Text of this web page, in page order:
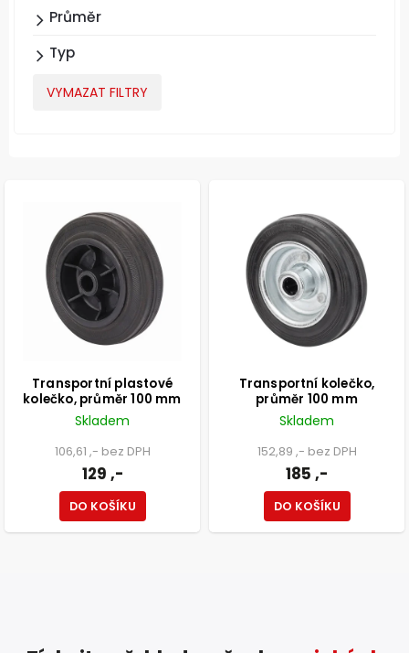
Průměr
Typ
VYMAZAT FILTRY
Transportní plastové
kolečko, průměr 100 mm
Skladem
106,61 ,- bez DPH
129 ,-
DO KOŠÍKU
Transportní kolečko,
průměr 100 mm
Skladem
152,89 ,- bez DPH
185 ,-
DO KOŠÍKU